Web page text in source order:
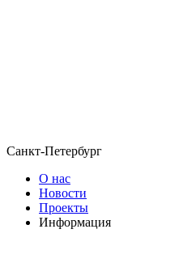
Санкт-Петербург
О нас
Новости
Проекты
Информация